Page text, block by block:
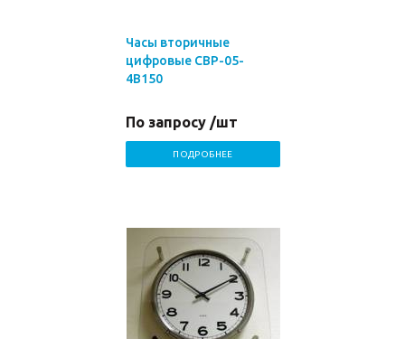
Часы вторичные
цифровые СВР-05-
4В150
По запросу /шт
ПОДРОБНЕЕ